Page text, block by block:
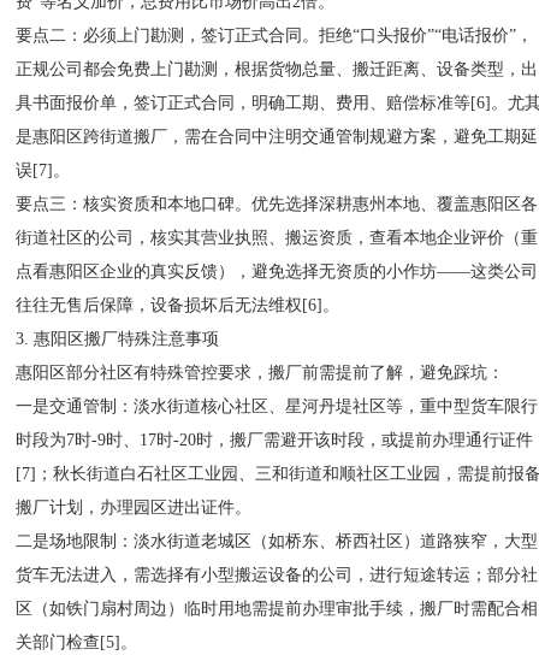
要点二：必须上门勘测，签订正式合同。拒绝“口头报价”“电话报价”，
正规公司都会免费上门勘测，根据货物总量、搬迁距离、设备类型，出
具书面报价单，签订正式合同，明确工期、费用、赔偿标准等[6]。尤
是惠阳区跨街道搬厂，需在合同中注明交通管制规避方案，避免工期延
误[7]。
要点三：核实资质和本地口碑。优先选择深耕惠州本地、覆盖惠阳区各
街道社区的公司，核实其营业执照、搬运资质，查看本地企业评价（重
点看惠阳区企业的真实反馈），避免选择无资质的小作坊——这类公司
往往无售后保障，设备损坏后无法维权[6]。
3. 惠阳区搬厂特殊注意事项
惠阳区部分社区有特殊管控要求，搬厂前需提前了解，避免踩坑：
一是交通管制：淡水街道核心社区、星河丹堤社区等，重中型货车限行
时段为7时-9时、17时-20时，搬厂需避开该时段，或提前办理通行证件
[7]；秋长街道白石社区工业园、三和街道和顺社区工业园，需提前报
搬厂计划，办理园区进出证件。
二是场地限制：淡水街道老城区（如桥东、桥西社区）道路狭窄，大型
货车无法进入，需选择有小型搬运设备的公司，进行短途转运；部分社
区（如铁门扇村周边）临时用地需提前办理审批手续，搬厂时需配合相
关部门检查[5]。